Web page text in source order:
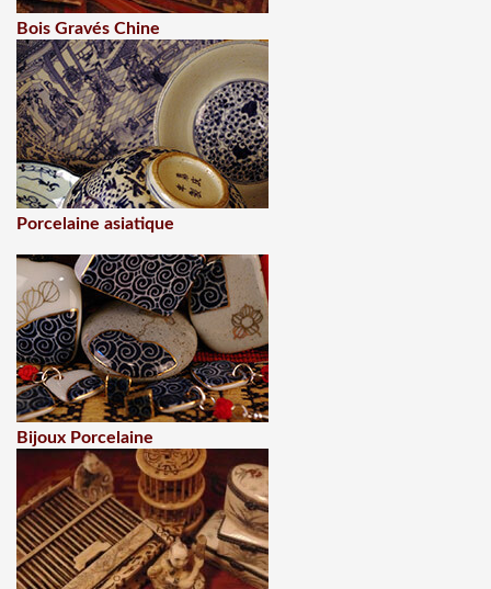
Bois Gravés Chine
Porcelaine asiatique
Bijoux Porcelaine